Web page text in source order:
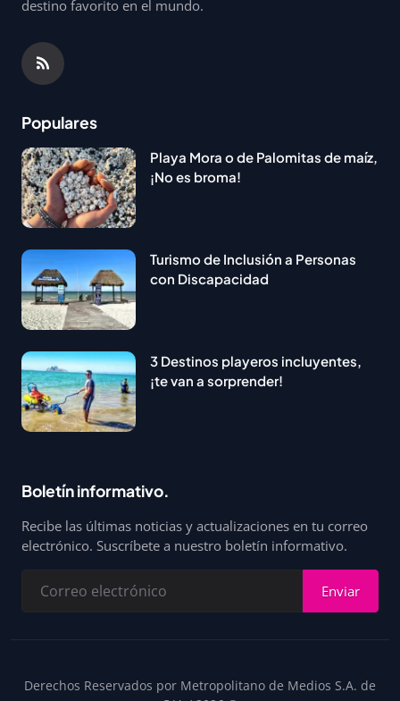
destino favorito en el mundo.
Populares
Playa Mora o de Palomitas de maíz,
¡No es broma!
Turismo de Inclusión a Personas
con Discapacidad
3 Destinos playeros incluyentes,
¡te van a sorprender!
Boletín informativo.
Recibe las últimas noticias y actualizaciones en tu correo
electrónico. Suscríbete a nuestro boletín informativo.
Enviar
Derechos Reservados por Metropolitano de Medios S.A. de